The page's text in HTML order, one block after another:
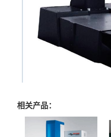
相关产品：